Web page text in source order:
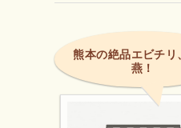
熊本の絶品エビチリ
燕！